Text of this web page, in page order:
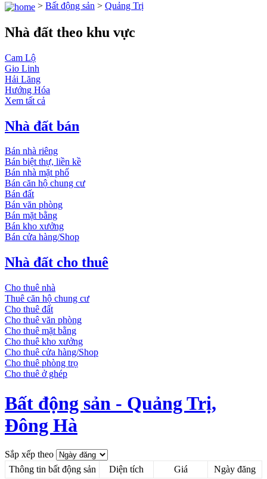
> Bất động sản > Quảng Trị
Nhà đất theo khu vực
Cam Lộ
Gio Linh
Hải Lăng
Hướng Hóa
Xem tất cả
Nhà đất bán
Bán nhà riêng
Bán biệt thự, liền kề
Bán nhà mặt phố
Bán căn hộ chung cư
Bán đất
Bán văn phòng
Bán mặt bằng
Bán kho xưởng
Bán cửa hàng/Shop
Nhà đất cho thuê
Cho thuê nhà
Thuê căn hộ chung cư
Cho thuê đất
Cho thuê văn phòng
Cho thuê mặt bằng
Cho thuê kho xưởng
Cho thuê cửa hàng/Shop
Cho thuê phòng trọ
Cho thuê ở ghép
Bất động sản - Quảng Trị,
Đông Hà
Sắp xếp theo
Thông tin bất động sản
Diện tích Giá Ngày đăng